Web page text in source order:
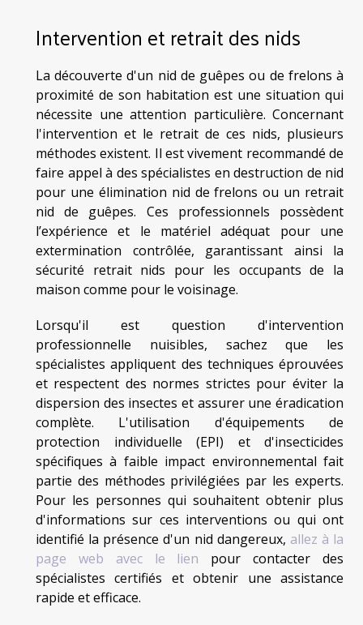
Intervention et retrait des nids
La découverte d'un nid de guêpes ou de frelons à
proximité de son habitation est une situation qui
nécessite une attention particulière. Concernant
l'intervention et le retrait de ces nids, plusieurs
méthodes existent. Il est vivement recommandé de
faire appel à des spécialistes en destruction de nid
pour une élimination nid de frelons ou un retrait
nid de guêpes. Ces professionnels possèdent
l’expérience et le matériel adéquat pour une
extermination contrôlée, garantissant ainsi la
sécurité retrait nids pour les occupants de la
maison comme pour le voisinage.
Lorsqu'il est question d'intervention
professionnelle nuisibles, sachez que les
spécialistes appliquent des techniques éprouvées
et respectent des normes strictes pour éviter la
dispersion des insectes et assurer une éradication
complète. L'utilisation d'équipements de
protection individuelle (EPI) et d'insecticides
spécifiques à faible impact environnemental fait
partie des méthodes privilégiées par les experts.
Pour les personnes qui souhaitent obtenir plus
d'informations sur ces interventions ou qui ont
identifié la présence d'un nid dangereux, allez à la
page web avec le lien pour contacter des
spécialistes certifiés et obtenir une assistance
rapide et efficace.